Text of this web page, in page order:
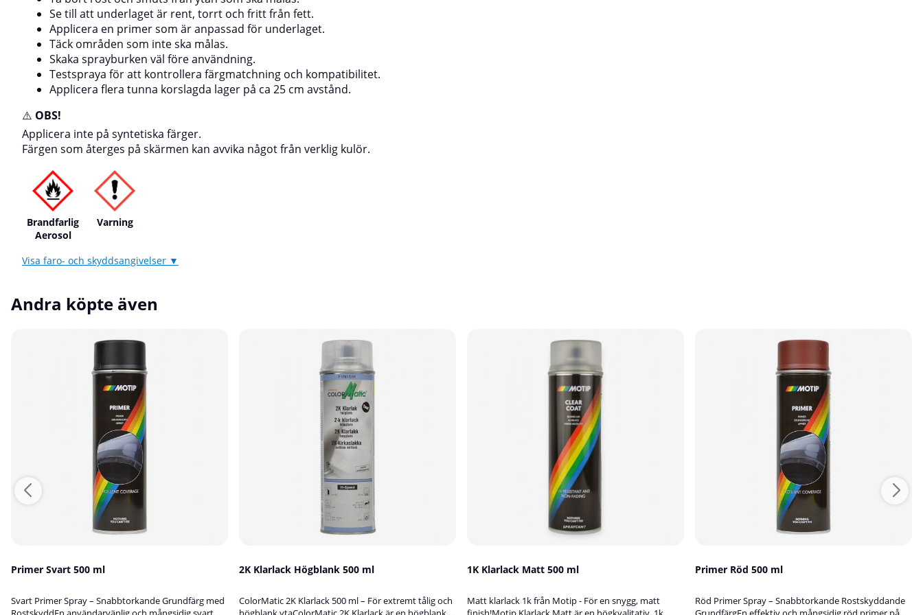
Se till att underlaget är rent, torrt och fritt från fett.
Applicera en primer som är anpassad för underlaget.
Täck områden som inte ska målas.
Skaka sprayburken väl före användning.
Testspraya för att kontrollera färgmatchning och kompatibilitet.
Applicera flera tunna korslagda lager på ca 25 cm avstånd.
⚠️ OBS!
Applicera inte på syntetiska färger.
Färgen som återges på skärmen kan avvika något från verklig kulör.
Brandfarlig
Aerosol
Varning
Visa faro- och skyddsangivelser ▼
Andra köpte även
Primer Svart 500 ml
Svart Primer Spray – Snabbtorkande Grundfärg med
2K Klarlack Högblank 500 ml
ColorMatic 2K Klarlack 500 ml – För extremt tålig och
1K Klarlack Matt 500 ml
Matt klarlack 1k från Motip - För en snygg, matt
Primer Röd 500 ml
Röd Primer Spray – Snabbtorkande Rostskyddande